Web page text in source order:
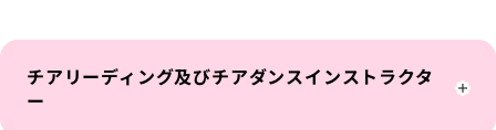
チアリーディング及びチアダンスインストラクタ
ー